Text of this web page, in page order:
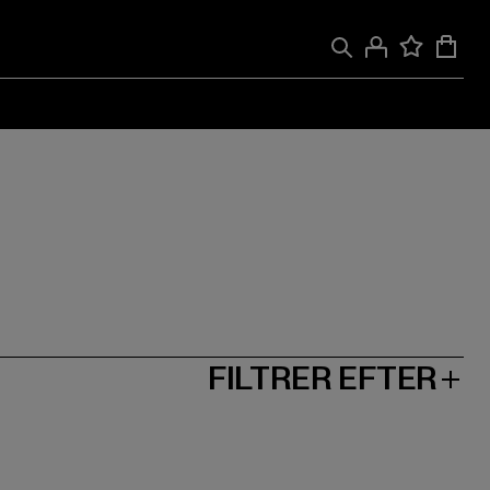
FILTRER EFTER